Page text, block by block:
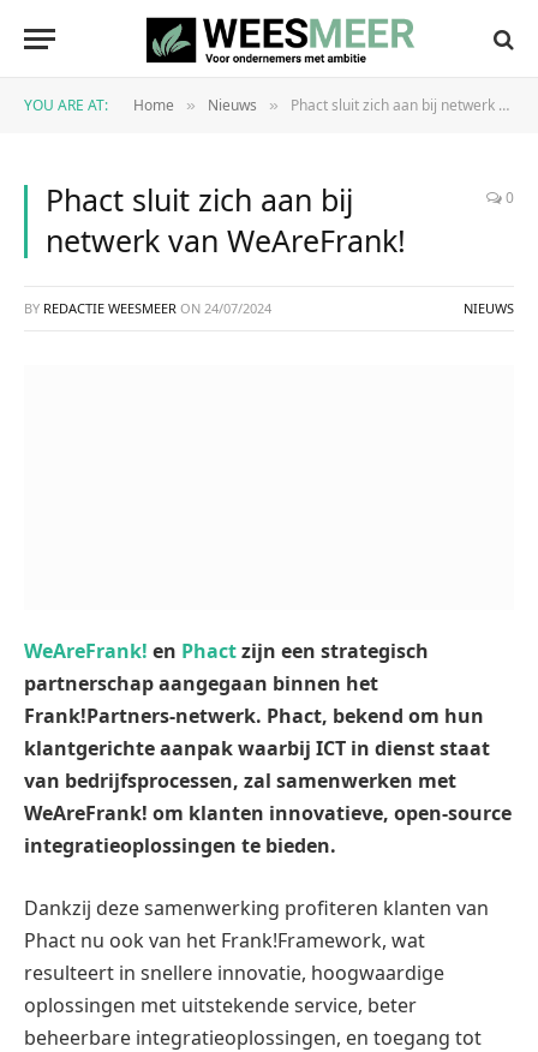
YOU ARE AT: Home » Nieuws » Phact sluit zich aan bij netwerk van WeAreFrank!
Phact sluit zich aan bij
netwerk van WeAreFrank!
0
BY REDACTIE WEESMEER ON 24/07/2024 NIEUWS
WeAreFrank! en Phactzijn een strategisch
partnerschap aangegaan binnen het
Frank!Partners-netwerk. Phact, bekend om hun
klantgerichte aanpak waarbij ICT in dienst staat
van bedrijfsprocessen, zal samenwerken met
WeAreFrank! om klanten innovatieve, open-source
integratieoplossingen te bieden.
Dankzij deze samenwerking profiteren klanten van
Phact nu ook van het Frank!Framework, wat
resulteert in snellere innovatie, hoogwaardige
oplossingen met uitstekende service, beter
beheerbare integratieoplossingen, en toegang tot